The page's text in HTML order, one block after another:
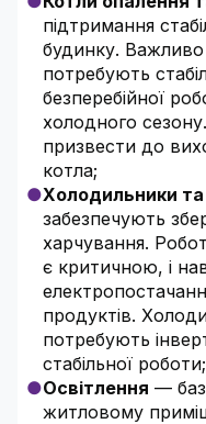
підтримання
будинку.
потребують
безперебійної
холодного
призвести до
котла;
Холодильники
забезпечують
харчування.
є критичною, і
продуктів.
потребують
стабільної роботи;
Освітлення —
житловому